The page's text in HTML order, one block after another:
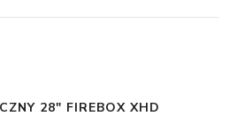
28" FIREBOX XHD